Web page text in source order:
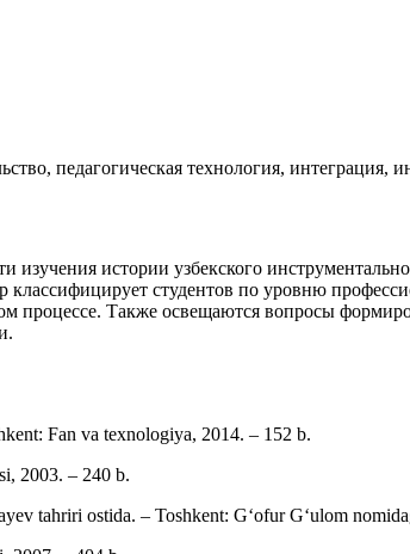
педагогическая технология,
изучения истории узбекского
классифицирует студентов по уровню
процессе. Также освещаются вопросы
Fan va texnologiya, 2014. – 152 b.
2003. – 240 b.
tahriri ostida. – Toshkent: G‘ofur G‘ulom